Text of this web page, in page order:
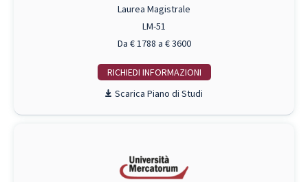
Laurea Magistrale
LM-51
Da € 1788 a € 3600
RICHIEDI INFO
Piano di Studi